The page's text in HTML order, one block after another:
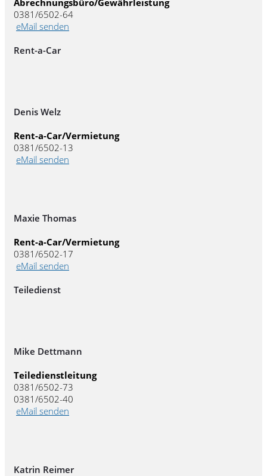
Abrechnungsbüro/Gewährleistung
0381/6502-64
eMail senden
Rent-a-Car
Denis Welz
Rent-a-Car/Vermietung
0381/6502-13
eMail senden
Maxie Thomas
Rent-a-Car/Vermietung
0381/6502-17
eMail senden
Teiledienst
Mike Dettmann
Teiledienstleitung
0381/6502-73
0381/6502-40
eMail senden
Katrin Reimer